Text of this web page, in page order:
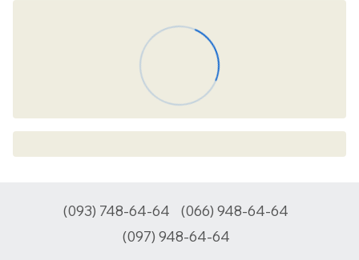
(093) 748-64-64
(066) 948-64-64
(097) 948-64-64